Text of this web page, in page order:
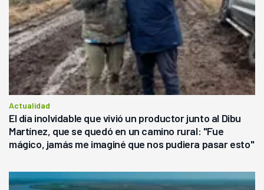
Actualidad
El día inolvidable que vivió un productor junto al Dibu
Martínez, que se quedó en un camino rural: "Fue
mágico, jamás me imaginé que nos pudiera pasar esto"